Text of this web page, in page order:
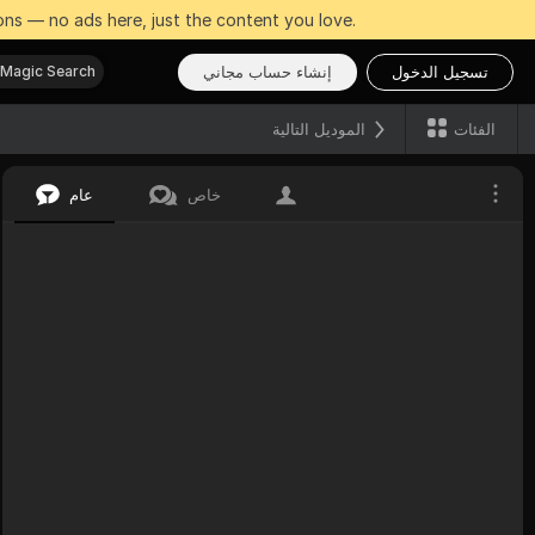
— no ads here, just the content you love.
Magic Search إنشاء حساب مجاني تسجيل الدخول
الموديل التالية الفئات
عام خاص